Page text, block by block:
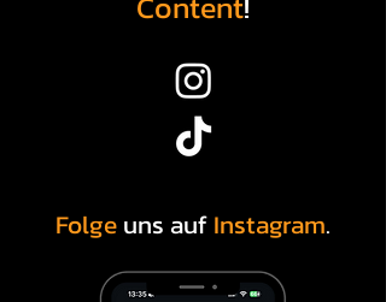
Folgeuns aufInstagram.